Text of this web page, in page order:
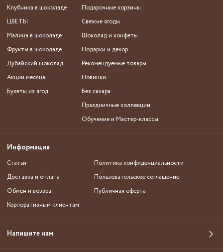
Клубника в шоколаде
ЦВЕТЫ
Малина в шоколаде
Фрукты в шоколаде
Дубайский шоколад
Акции месяца
Букеты из ягод
Подарочные корзины
Свежие ягоды
Шоколад и конфеты
Подарки и декор
Рекомендуемые товары
Новинки
Без сахара
Праздничные коллекции
Обучение и Мастер-классы
Информация
Статьи
Доставка и оплата
Обмен и возврат
Корпоративным клиентам
Политика конфиденциальности
Пользовательское соглашение
Публичная оферта
Напишите нам